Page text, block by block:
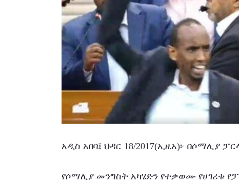
አዲስ አበባ፤ ህዳር 18/2017(ኢዜአ)፦ በሶማሊያ
የሶማሊያ መንግስት አካሄድን የተቃወሙ የሀገሪቱ